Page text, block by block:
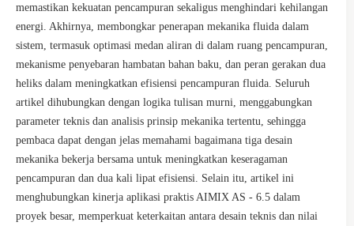
memastikan kekuatan pencampuran sekaligus menghindari kehilangan
energi. Akhirnya, membongkar penerapan mekanika fluida dalam
sistem, termasuk optimasi medan aliran di dalam ruang pencampuran,
mekanisme penyebaran hambatan bahan baku, dan peran gerakan dua
heliks dalam meningkatkan efisiensi pencampuran fluida. Seluruh
artikel dihubungkan dengan logika tulisan murni, menggabungkan
parameter teknis dan analisis prinsip mekanika tertentu, sehingga
pembaca dapat dengan jelas memahami bagaimana tiga desain
mekanika bekerja bersama untuk meningkatkan keseragaman
pencampuran dan dua kali lipat efisiensi. Selain itu, artikel ini
menghubungkan kinerja aplikasi praktis AIMIX AS - 6.5 dalam
proyek besar, memperkuat keterkaitan antara desain teknis dan nilai